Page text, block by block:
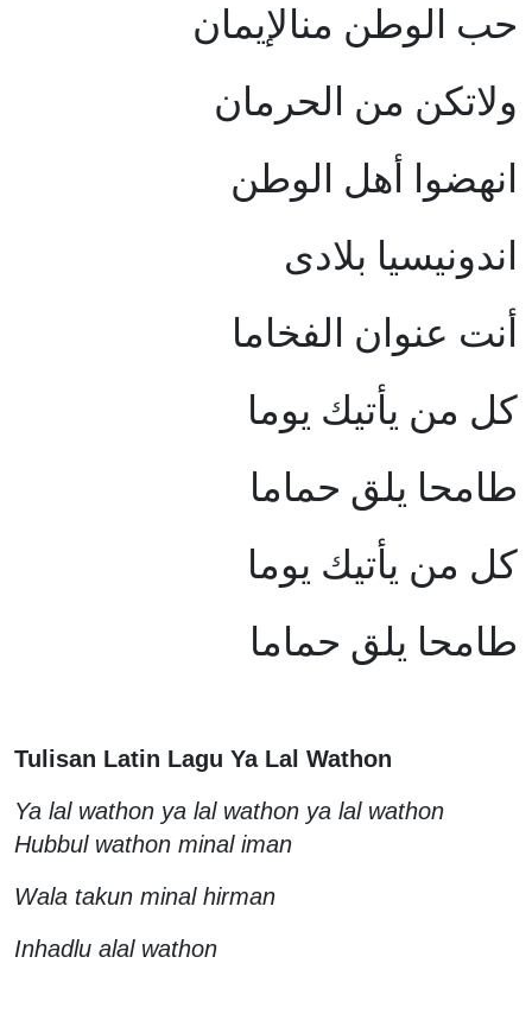
حب الوطن منالإيمان
ولاتكن من الحرمان
انهضوا أهل الوطن
اندونيسيا بلادى
أنت عنوان الفخاما
كل من يأتيك يوما
طامحا يلق حماما
كل من يأتيك يوما
طامحا يلق حماما
Tulisan Latin Lagu Ya Lal Wathon
Ya lal wathon ya lal wathon ya lal wathon
Hubbul wathon minal iman
Wala takun minal hirman
Inhadlu alal wathon